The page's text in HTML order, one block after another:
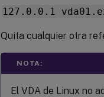
127.0.0.1
Quita cualquier otra
NOTA:
El VDA de Linux no